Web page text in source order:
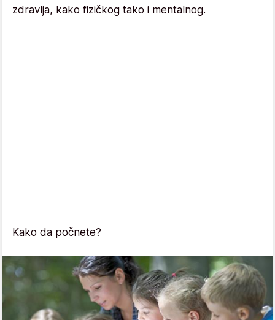
zdravlja, kako fizičkog tako i mentalnog.
Kako da počnete?